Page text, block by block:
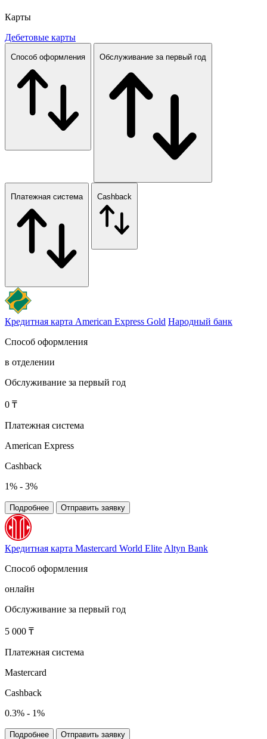
Карты
Дебетовые карты
Способ оформления Обслуживание за первый год
Платежная система Cashback
Кредитная карта American Express Gold Народный банк
Способ оформления
в отделении
Обслуживание за первый год
0 ₸
Платежная система
American Express
Cashback
1% - 3%
Подробнее Отправить заявку
Кредитная карта Mastercard World Elite Altyn Bank
Способ оформления
онлайн
Обслуживание за первый год
5 000 ₸
Платежная система
Mastercard
Cashback
0.3% - 1%
Подробнее Отправить заявку